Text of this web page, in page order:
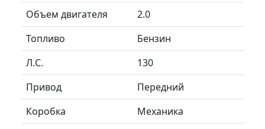
Объем двигателя
2.0
Топливо
Бензин
Л.C.
130
Привод
Передний
Коробка
Механика